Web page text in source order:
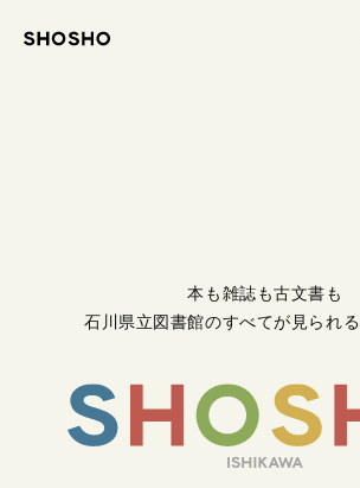
本も雑誌も古文書も
石川県立図書館のすべてが見られ